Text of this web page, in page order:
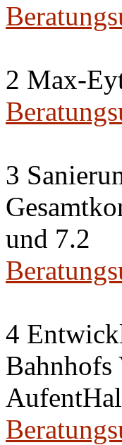
2 Max-
3
und 7.2
4
Bahnhofs